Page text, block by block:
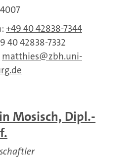
+49 40 42838-7344
40 42838-7332
matthies
zbh.uni-
Mosisch, Dipl.-